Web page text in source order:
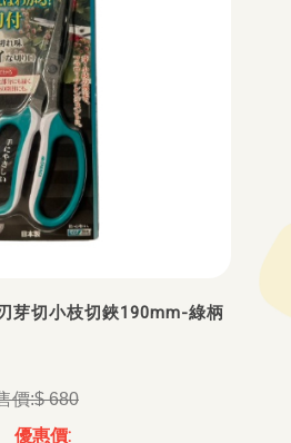
芽切小枝切鋏190mm-綠柄
$ 680